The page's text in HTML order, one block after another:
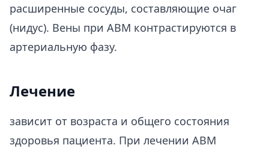
расширенные сосуды, составляющие очаг
(нидус). Вены при АВМ контрастируются в
артериальную фазу.
Лечение
зависит от возраста и общего состояния
здоровья пациента. При лечении ABM